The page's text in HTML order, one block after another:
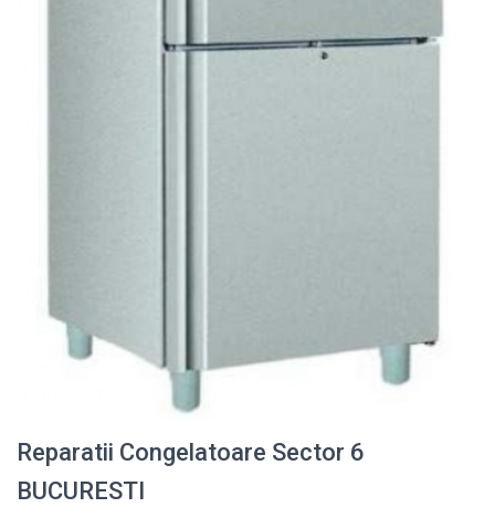
Reparatii Congelatoare Sector 6
BUCURESTI